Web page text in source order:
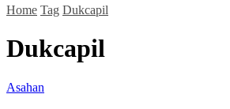
Home Tag Dukcapil
Dukcapil
Asahan